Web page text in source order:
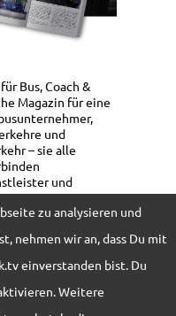
zu analysieren und
nehmen wir an, dass Du mit
einverstanden bist. Du
Weitere
Bus, Coach &
Magazin für eine
und
– sie alle
und